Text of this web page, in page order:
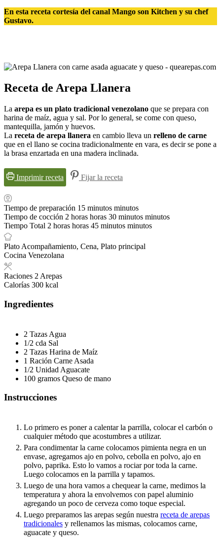
En esta receta cortesía del canal Mango son Kitchen y su chef
Gustavo.
Receta de Arepa Llanera
La arepa es un plato tradicional venezolano que se prepara con
harina de maíz, agua y sal. Por lo general, se come con queso,
mantequilla, jamón y huevos.
La receta de arepa llanera en cambio lleva un relleno de carne
que en el llano se cocina tradicionalmente en vara, es decir se pone a
la brasa enzartada en una madera inclinada.
Imprimir receta Fijar la receta
Tiempo de preparación 15 minutos minutos
Tiempo de cocción 2 horas horas 30 minutos minutos
Tiempo Total 2 horas horas 45 minutos minutos
Plato Acompañamiento, Cena, Plato principal
Cocina Venezolana
Raciones 2 Arepas
Calorías 300 kcal
Ingredientes
2 Tazas Agua
1/2 cda Sal
2 Tazas Harina de Maíz
1 Ración Carne Asada
1/2 Unidad Aguacate
100 gramos Queso de mano
Instrucciones
Lo primero es poner a calentar la parrilla, colocar el carbón o
cualquier método que acostumbres a utilizar.
Para condimentar la carne colocamos pimienta negra en un
envase, agregamos ajo en polvo, cebolla en polvo, ajo en
polvo, paprika. Esto lo vamos a rociar por toda la carne.
Luego colocamos en la parrilla y tapamos.
Luego de una hora vamos a chequear la carne, medimos la
temperatura y ahora la envolvemos con papel aluminio
agregando un poco de cerveza como toque especial.
Luego preparamos las arepas según nuestra receta de arepas
tradicionales y rellenamos las mismas, colocamos carne,
aguacate y queso.